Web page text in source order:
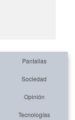
Pantallas
Sociedad
Opinión
Tecnologías